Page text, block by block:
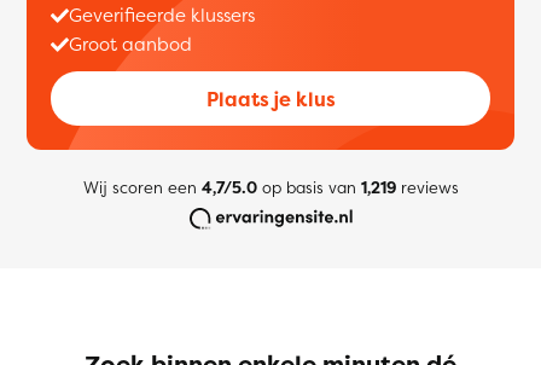
Geverifieerde klussers
Groot aanbod
Plaats je klus
Wij scoren een 4,7/5.0op basis van 1,219reviews